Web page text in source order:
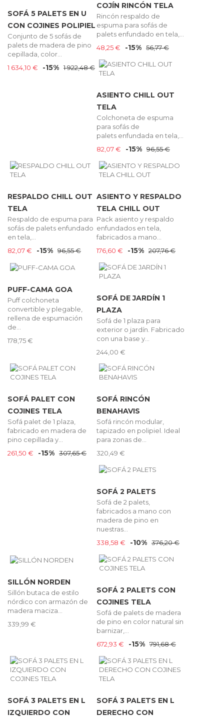
SOFÁ 5 PALETS EN U
CON COJINES POLIPIEL
Conjunto de 5 sofás de
palets de madera de pino
cepillada, color...
1 634,10 €
-15% 1 922,48 €
COJÍN RINCÓN TELA
Rincón respaldo de
espuma para sofás de
palets enfundado en tela,...
48,25 €
-15% 56,77 €
ASIENTO CHILL OUT
TELA
Colchoneta de espuma
para sofás de
palets enfundada en tela,...
82,07 €
-15% 96,55 €
RESPALDO CHILL OUT
TELA
Respaldo de espuma para
sofás de palets enfundado
en tela,...
82,07 €
-15% 96,55 €
ASIENTO Y RESPALDO
TELA CHILL OUT
Pack asiento y respaldo
enfundados en tela,
fabricados a mano...
176,60 €
-15% 207,76 €
PUFF-CAMA GOA
Puff colchoneta
convertible y plegable,
rellena de espumación
de...
178,75 €
SOFÁ DE JARDÍN 1
PLAZA
Sofá de 1 plaza para
exterior o jardín. Fabricado
con una base y...
244,00 €
SOFÁ PALET CON
COJINES TELA
Sofá palet de 1 plaza,
fabricado en madera de
pino cepillada y...
261,50 €
-15% 307,65 €
SOFÁ RINCÓN
BENAHAVIS
Sofá rincón modular,
tapizado en polipiel. Ideal
para zonas de...
320,49 €
SOFÁ 2 PALETS
Sofá de 2 palets,
fabricados a mano con
madera de pino en
nuestras...
338,58 €
-10% 376,20 €
SILLÓN NORDEN
Sillón butaca de estilo
nórdico con armazón de
madera maciza...
339,99 €
SOFÁ 2 PALETS CON
COJINES TELA
Sofá de palets de madera
de pino en color natural sin
barnizar,...
672,93 €
-15% 791,68 €
SOFÁ 3 PALETS EN L
IZQUIERDO CON
SOFÁ 3 PALETS EN L
DERECHO CON